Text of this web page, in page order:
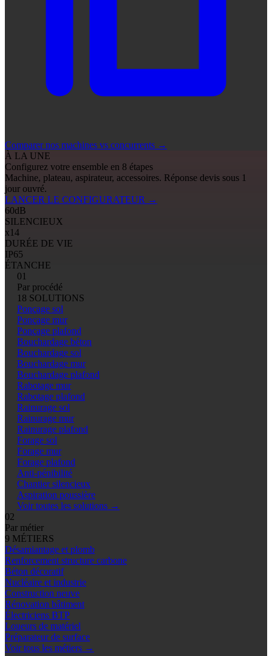
Comparer nos machines vs concurrents →
À LA UNE
Configurez votre ensemble en 8 étapes
Machine, plateau, aspirateur, accessoires. Réponse devis sous 1
jour ouvré.
LANCER LE CONFIGURATEUR →
60dB
SILENCIEUX
x14
DURÉE DE VIE
IP65
ÉTANCHE
01
Par procédé
18 SOLUTIONS
Ponçage sol
Ponçage mur
Ponçage plafond
Bouchardage béton
Bouchardage sol
Bouchardage mur
Bouchardage plafond
Rabotage mur
Rabotage plafond
Rainurage sol
Rainurage mur
Rainurage plafond
Forage sol
Forage mur
Forage plafond
Anti-pénibilité
Chantier silencieux
Aspiration poussière
Voir toutes les solutions →
02
Par métier
9 MÉTIERS
Désamiantage et plomb
Renforcement structure carbone
Béton décoratif
Nucléaire et industrie
Construction neuve
Rénovation bâtiment
Électriciens BTP
Loueurs de matériel
Préparateur de surface
Voir tous les métiers →